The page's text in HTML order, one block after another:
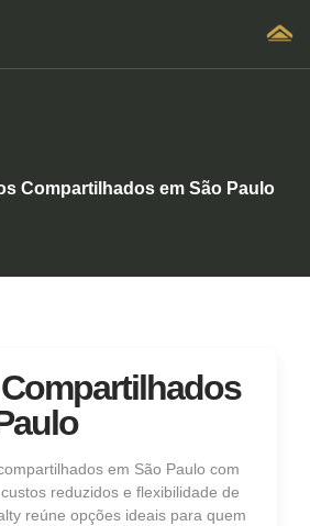
Compartilhados em São Paulo
em São Paulo com
reduzidos e flexibilidade de
reúne opções ideais para quem